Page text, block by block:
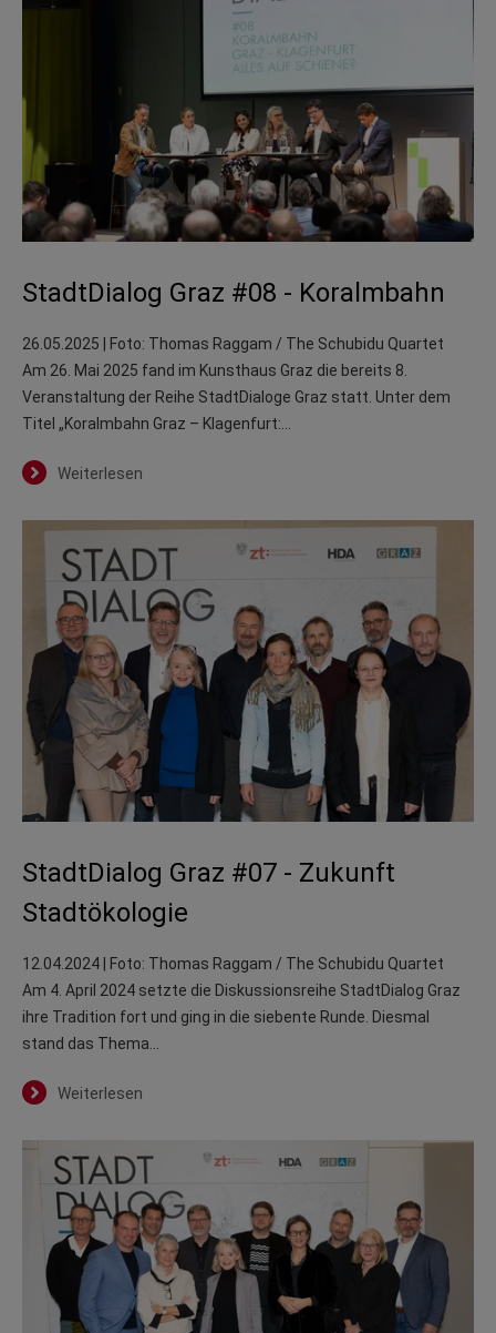
StadtDialog Graz #08 - Koralmbahn
26.05.2025
| Foto: Thomas Raggam / The Schubidu Quartet
Am 26. Mai 2025 fand im Kunsthaus Graz die bereits 8.
Veranstaltung der Reihe StadtDialoge Graz statt. Unter dem
Titel „Koralmbahn Graz – Klagenfurt:…
Weiterlesen
StadtDialog Graz #07 - Zukunft
Stadtökologie
12.04.2024
| Foto: Thomas Raggam / The Schubidu Quartet
Am 4. April 2024 setzte die Diskussionsreihe StadtDialog Graz
ihre Tradition fort und ging in die siebente Runde. Diesmal
stand das Thema…
Weiterlesen